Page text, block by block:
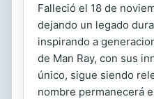
Falleció el 18 de
dejando un legado
inspirando a
de Man Ray, con sus
único, sigue siendo
nombre permanecerá